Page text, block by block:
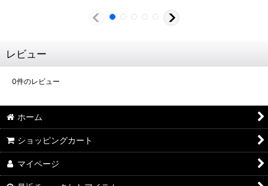
レビュー
0件のレビュー
ホーム
ショッピングカート
マイページ